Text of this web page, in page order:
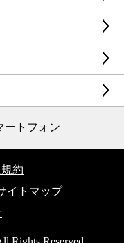
ートフォン
約
イトマップ